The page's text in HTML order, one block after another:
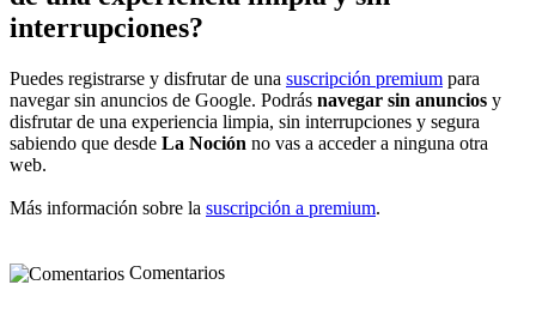
interrupciones?
Puedes registrarse y disfrutar de una suscripción premium para
navegar sin anuncios de Google. Podrás navegar sin anuncios y
disfrutar de una experiencia limpia, sin interrupciones y segura
sabiendo que desde La Noción no vas a acceder a ninguna otra
web.
Más información sobre la suscripción a premium.
Comentarios